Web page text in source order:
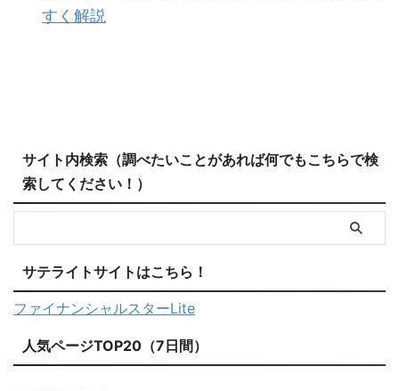
すく解説
サイト内検索（調べたいことがあれば何でもこちらで検
索してください！）
サテライトサイトはこちら！
ファイナンシャルスターLite
人気ページTOP20（7日間）